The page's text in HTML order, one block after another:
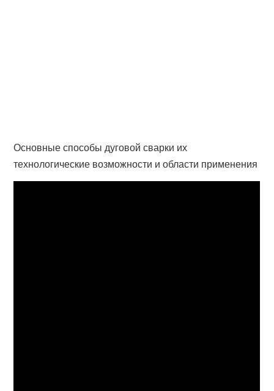
Основные способы дуговой сварки их
технологические возможности и области применения